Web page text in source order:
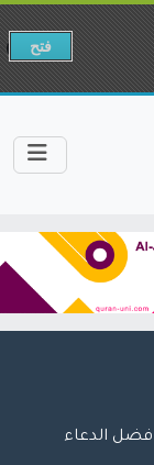
فضل الدعاء
فتح